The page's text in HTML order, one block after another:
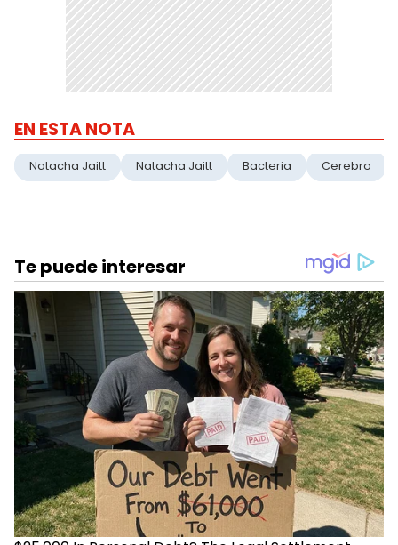
EN ESTA NOTA
Natacha Jaitt Natacha Jaitt Bacteria Cerebro